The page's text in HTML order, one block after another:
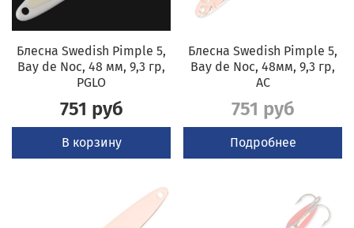
Блесна Swedish Pimple 5,
Bay de Noc, 48 мм, 9,3 гр,
PGLO
751 руб
В корзину
Блесна Swedish Pimple 5,
Bay de Noc, 48мм, 9,3 гр,
AC
751 руб
Подробнее